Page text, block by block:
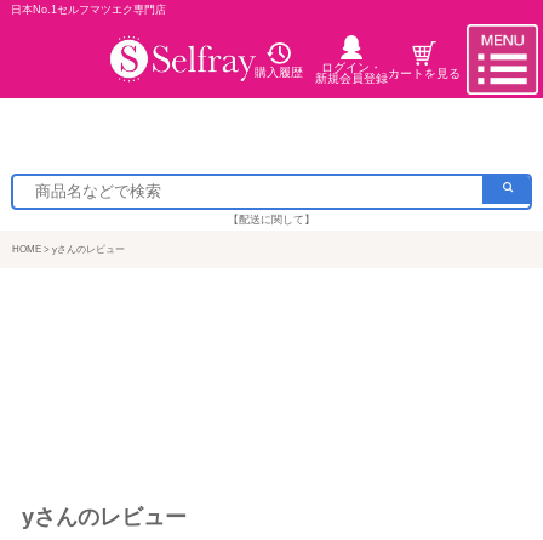
日本No.1セルフマツエク専門店
購入履歴
ログイン・
新規会員登録カートを見る
【配送に関して】
HOME yさんのレビュー
yさんのレビュー